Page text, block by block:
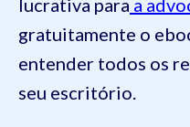
lucrativa para a
gratuitamente o
entender todos os
seu escritório.